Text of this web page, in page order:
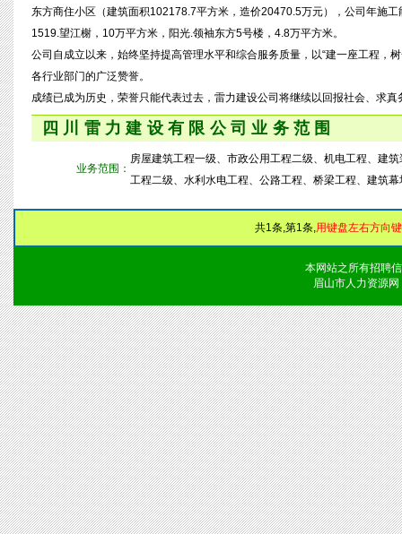
东方商住小区（建筑面积102178.7平方米，造价20470.5万元），公司年施
1519.望江榭，10万平方米，阳光.领袖东方5号楼，4.8万平方米。
公司自成立以来，始终坚持提高管理水平和综合服务质量，以“建一座工程，
各行业部门的广泛赞誉。
成绩已成为历史，荣誉只能代表过去，雷力建设公司将继续以回报社会、求
四川雷力建设有限公司业务范围
业务范围：
房屋建筑工程一级、市政公用工程二级、机电工程、建
工程二级、水利水电工程、公路工程、桥梁工程、建筑
共1条,第1条,用键盘左右方向
本网站之所有招聘
眉山市人力资源